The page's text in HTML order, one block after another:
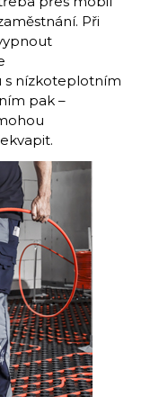
Při
s nízkoteplotním
pak –